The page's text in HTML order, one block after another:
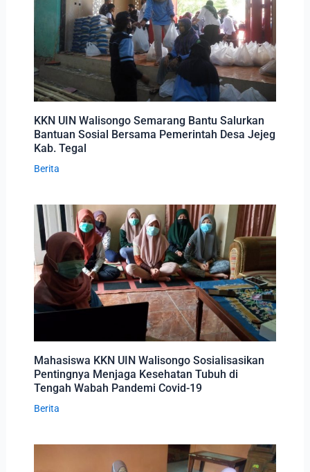
KKN UIN Walisongo Semarang Bantu Salurkan
Bantuan Sosial Bersama Pemerintah Desa Jejeg
Kab. Tegal
Berita
Mahasiswa KKN UIN Walisongo Sosialisasikan
Pentingnya Menjaga Kesehatan Tubuh di
Tengah Wabah Pandemi Covid-19
Berita